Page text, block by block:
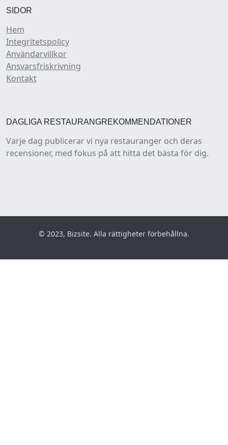
SIDOR
Hem
Integritetspolicy
Användarvillkor
Ansvarsfriskrivning
Kontakt
DAGLIGA RESTAURANGREKOMMENDATIONER
Varje dag publicerar vi nya restauranger och deras
recensioner, med fokus på att hitta det bästa för dig.
© 2023, Bizsite. Alla rättigheter förbehållna.